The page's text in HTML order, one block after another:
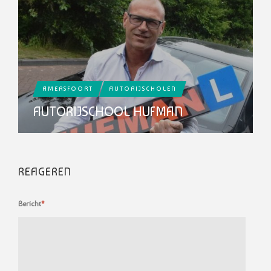
AMERSFOORT AUTORIJSCHOLEN
AUTORIJSCHOOL HUFMAN
REAGEREN
Bericht*